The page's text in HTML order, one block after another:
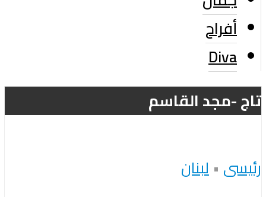
أفراح
Diva
تاج -مجد القاسم
رئيسى •لبنان